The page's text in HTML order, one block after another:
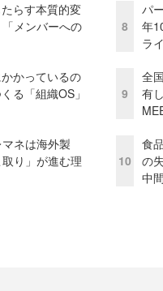
らす本質的変
メンバーへの
かっているの
る「組織OS」
マネは海外製
り」が進む理
8
パ
年
ラ
9
全
有
10
食
の
中